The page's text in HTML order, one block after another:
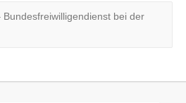
bei der